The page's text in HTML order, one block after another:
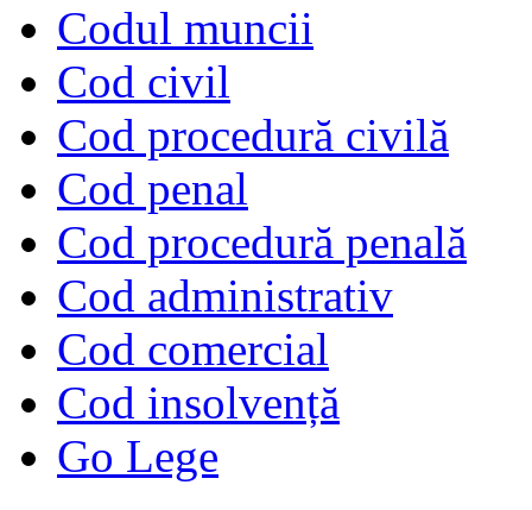
Codul muncii
Cod civil
Cod procedură civilă
Cod penal
Cod procedură penală
Cod administrativ
Cod comercial
Cod insolvență
Go Lege